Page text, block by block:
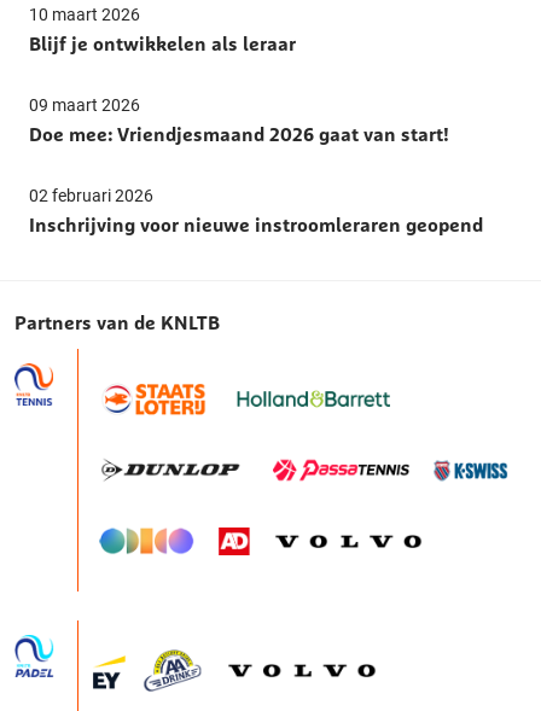
10 maart 2026
Blijf je ontwikkelen als leraar
09 maart 2026
Doe mee: Vriendjesmaand 2026 gaat van start!
02 februari 2026
Inschrijving voor nieuwe instroomleraren geopend
Partners van de KNLTB